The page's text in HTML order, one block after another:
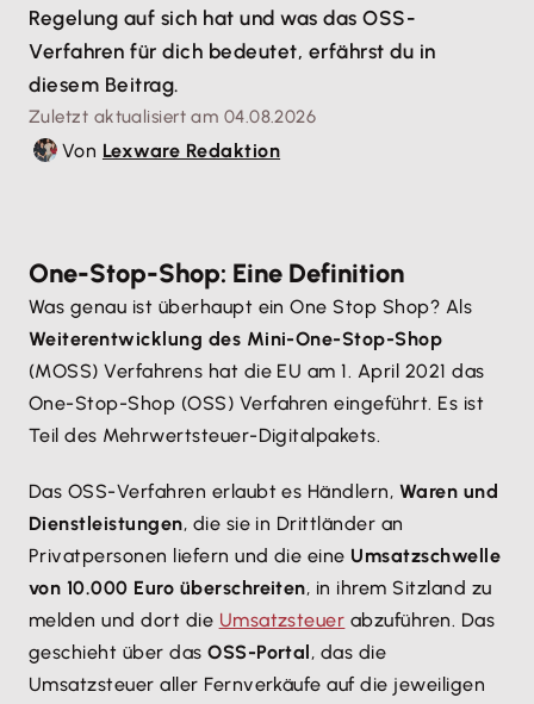
Regelung auf sich hat und was das OSS-
Verfahren für dich bedeutet, erfährst du in
diesem Beitrag.
Zuletzt aktualisiert am 04.08.2026
Von Lexware Redaktion
One-Stop-Shop: Eine Definition
Was genau ist überhaupt ein One Stop Shop? Als
Weiterentwicklung des Mini-One-Stop-Shop
(MOSS) Verfahrens hat die EU am 1. April 2021 das
One-Stop-Shop (OSS) Verfahren eingeführt. Es ist
Teil des Mehrwertsteuer-Digitalpakets.
Das OSS-Verfahren erlaubt es Händlern, Waren und
Dienstleistungen, die sie in Drittländer an
Privatpersonen liefern und die eine Umsatzschwelle
von 10.000 Euro überschreiten, in ihrem Sitzland zu
melden und dort die Umsatzsteuer abzuführen. Das
geschieht über dasOSS-Portal, das die
Umsatzsteuer aller Fernverkäufe auf die jeweiligen